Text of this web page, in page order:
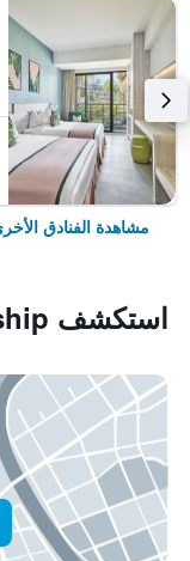
مشاهدة الفنادق
استكشف Hengchun Township